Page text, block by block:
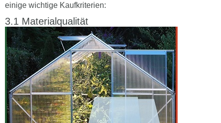
einige wichtige Kaufkriterien:
Materialqualität